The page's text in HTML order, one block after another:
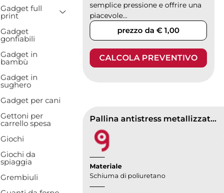
Gadget full
print
Toggle Dropdown
Gadget
gonfiabili
Gadget in
bambù
Gadget in
sughero
Gadget per cani
Gettoni per
carrello spesa
Giochi
Giochi da
spiaggia
Grembiuli
semplice pressione e offrire una
piacevole...
prezzo da € 1,00
CALCOLA PREVENTIVO
Pallina antistress metallizzata relixa shine
Materiale
Schiuma di poliuretano